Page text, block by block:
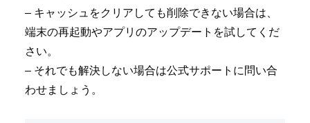
– キャッシュをクリアしても削除できない場合は、
端末の再起動やアプリのアップデートを試してくだ
さい。
– それでも解決しない場合は公式サポートに問い合
わせましょう。